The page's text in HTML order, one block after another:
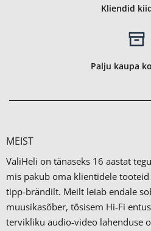
Kliendid
Palju kaupa
MEIST
ValiHeli on tänaseks 16 aastat
mis pakub oma klientidele
tipp-brändilt. Meilt leiab endale
muusikasõber, tõsisem Hi-Fi
tervikliku audio-video lahenduse